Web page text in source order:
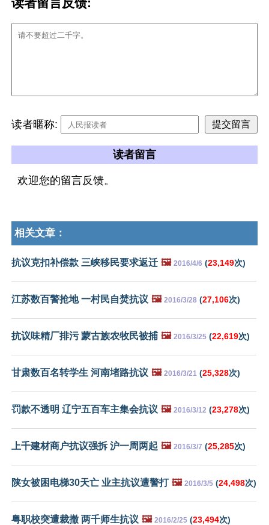
读者暱称:
读者留言
欢迎您的留言反馈。
相关文章：
抗议克扣补偿款 三峡移民要求返迁 🖼️ 2016/4/6 (23,149次)
江苏数百警抢地 一村民自焚抗议 🖼️ 2016/3/28 (27,106次)
抗议味精厂排污 蒙古族农牧民被捕 🖼️ 2016/3/25 (22,619次)
甘肃数百名转学生 河南堵路抗议 🖼️ 2016/3/21 (25,328次)
罚款不透明 辽宁五百车主集会抗议 🖼️ 2016/3/12 (23,278次)
上千建材商户抗议强拆 沪一周两起 🖼️ 2016/3/7 (25,285次)
陕女被困电梯30天亡 业主抗议遭警打 🖼️ 2016/3/5 (24,498次)
粤职校突遭裁撤 两千师生抗议 🖼️ 2016/2/25 (23,494次)